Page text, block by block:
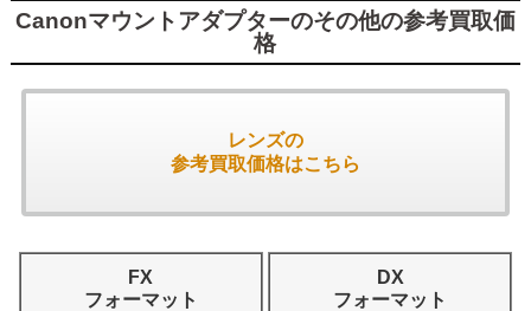
Canonマウントアダプターのその他の参考買取価
格
レンズの
参考買取価格はこちら
FX
フォーマット
DX
フォーマット